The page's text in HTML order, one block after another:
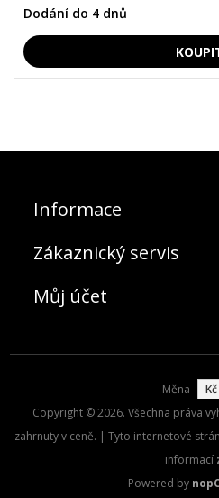
Dodání do 4 dnů
Informace
Zákaznický servis
Můj účet
Měna
Copyright © 2026. Všechna práva
zahrnuty v ceně. | Tyto internetové
informací
Powered by